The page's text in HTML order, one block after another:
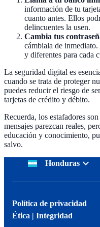
información de tu
cuanto antes. Ellos
delincuentes la usen.
Cambia tus
cámbiala de inmediato.
y diferentes para cada
La seguridad digital es
cuando se trata de proteger
puedes reducir el riesgo de
tarjetas de crédito y débito.
Recuerda, los estafadores
mensajes parezcan reales,
educación y conocimiento,
salvo.
Honduras
Política de privacidad
Ética | Integridad